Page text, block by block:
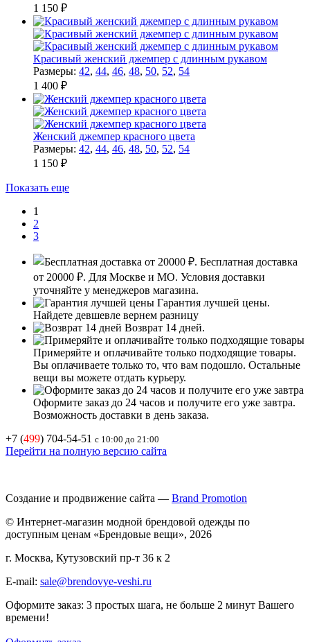
1 150 ₽
Красивый женский джемпер с длинным рукавом
Размеры: 42, 44, 46, 48, 50, 52, 54
1 400 ₽
Женский джемпер красного цвета
Размеры: 42, 44, 46, 48, 50, 52, 54
1 150 ₽
Показать еще
1
2
3
Бесплатная доставка
от 20000 ₽. Для Москве и МО. Условия доставки
уточняйте у менеджеров магазина.
Гарантия лучшей цены.
Найдете девшевле вернем разницу
Возврат 14 дней.
Примеряйте и оплачивайте только подходящие товары.
Вы оплачиваете только то, что вам подошло. Остальные
вещи вы можете отдать курьеру.
Оформите заказ до 24 часов и получите его уже завтра.
Возможность доставки в день заказа.
+7 (499) 704-54-51 с 10:00 до 21:00
Перейти на полную версию сайта
Создание и продвижение сайта — Brand Promotion
© Интернет-магазин модной брендовой одежды по
доступным ценам «Брендовые вещи», 2026
г. Москва, Кутузовский пр-т 36 к 2
E-mail: sale@brendovye-veshi.ru
Оформите заказ: 3 простых шага, не больше 2 минут Вашего
времени!